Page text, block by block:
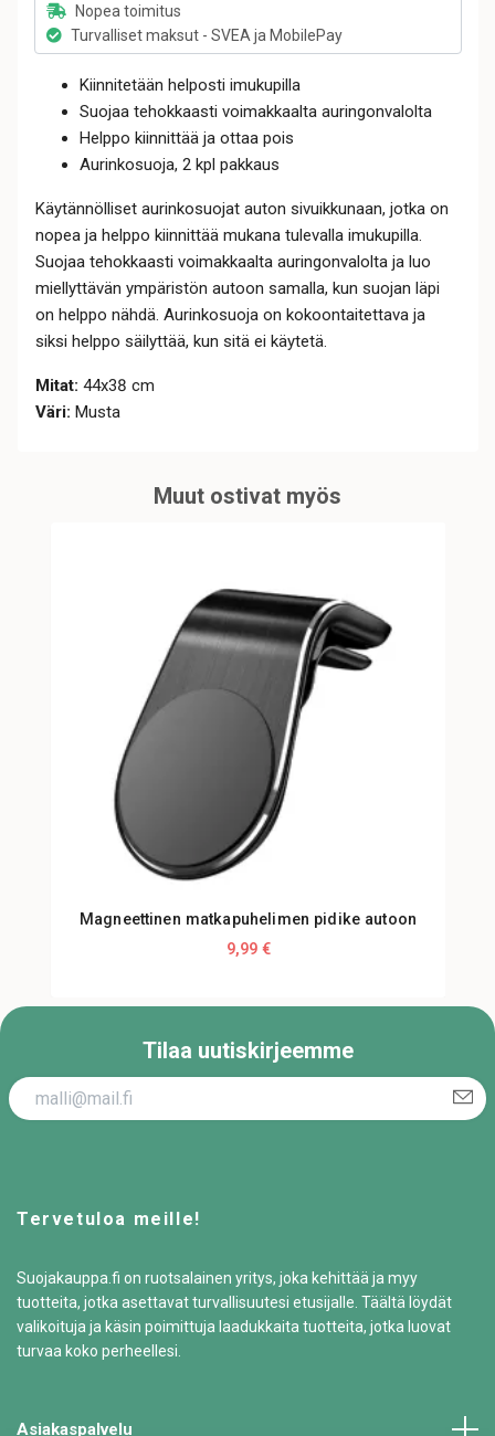
Nopea toimitus
Turvalliset maksut - SVEA ja MobilePay
Kiinnitetään helposti imukupilla
Suojaa tehokkaasti voimakkaalta auringonvalolta
Helppo kiinnittää ja ottaa pois
Aurinkosuoja, 2 kpl pakkaus
Käytännölliset aurinkosuojat auton sivuikkunaan, jotka on
nopea ja helppo kiinnittää mukana tulevalla imukupilla.
Suojaa tehokkaasti voimakkaalta auringonvalolta ja luo
miellyttävän ympäristön autoon samalla, kun suojan läpi
on helppo nähdä. Aurinkosuoja on kokoontaitettava ja
siksi helppo säilyttää, kun sitä ei käytetä.
Mitat: 44x38 cm
Väri: Musta
Muut ostivat myös
Magneettinen matkapuhelimen pidike autoon
9,99 €
Tilaa uutiskirjeemme
Tervetuloa meille!
Suojakauppa.fi on ruotsalainen yritys, joka kehittää ja myy
tuotteita, jotka asettavat turvallisuutesi etusijalle. Täältä löydät
valikoituja ja käsin poimittuja laadukkaita tuotteita, jotka luovat
turvaa koko perheellesi.
Asiakaspalvelu